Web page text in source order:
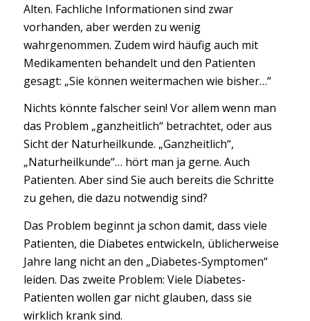
Alten. Fachliche Informationen sind zwar
vorhanden, aber werden zu wenig
wahrgenommen. Zudem wird häufig auch mit
Medikamenten behandelt und den Patienten
gesagt: „Sie können weitermachen wie bisher…“
Nichts könnte falscher sein! Vor allem wenn man
das Problem „ganzheitlich“ betrachtet, oder aus
Sicht der Naturheilkunde. „Ganzheitlich“,
„Naturheilkunde“… hört man ja gerne. Auch
Patienten. Aber sind Sie auch bereits die Schritte
zu gehen, die dazu notwendig sind?
Das Problem beginnt ja schon damit, dass viele
Patienten, die Diabetes entwickeln, üblicherweise
Jahre lang nicht an den „Diabetes-Symptomen“
leiden. Das zweite Problem: Viele Diabetes-
Patienten wollen gar nicht glauben, dass sie
wirklich krank sind.